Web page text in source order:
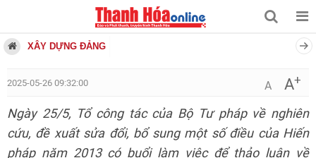
XÂY DỰNG ĐẢNG
2025-05-26 09:32:00 A A+
Ngày 25/5, Tổ công tác của Bộ Tư pháp về nghiên
cứu, đề xuất sửa đổi, bổ sung một số điều của Hiến
pháp năm 2013 có buổi làm việc để thảo luận về